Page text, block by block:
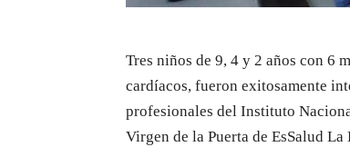
Tres niños de 9, 4 y 2 años con 6
cardíacos, fueron exitosamente
profesionales del Instituto
Virgen de la Puerta de EsSalud La